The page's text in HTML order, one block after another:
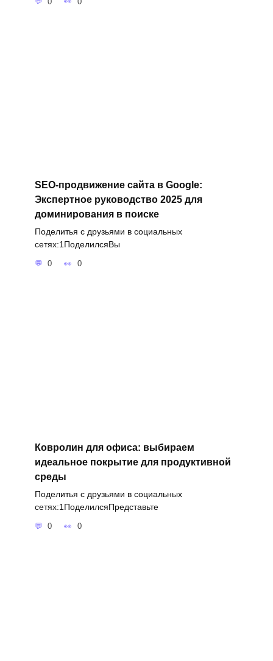
SEO-продвижение сайта в Google:
Экспертное руководство 2025 для
доминирования в поиске
Поделитья с друзьями в социальных
сетях:1ПоделилсяВы
0 0
Ковролин для офиса: выбираем
идеальное покрытие для продуктивной
среды
Поделитья с друзьями в социальных
сетях:1ПоделилсяПредставьте
0 0